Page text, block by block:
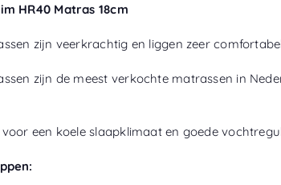
HR40 Matras 18cm
zijn veerkrachtig en liggen zeer
zijn de meest verkochte matrassen in
een koele slaapklimaat en goede